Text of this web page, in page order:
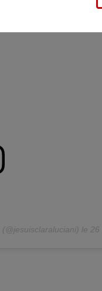
(@jesuisclaraluciani) le 26